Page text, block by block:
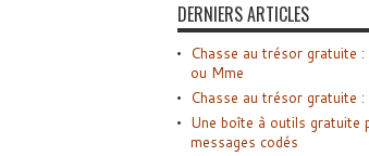
DERNIERS ARTICLES
Chasse au trésor gratuite
ou Mme
Chasse au trésor gratuite
Une boîte à outils gratuite
messages codés